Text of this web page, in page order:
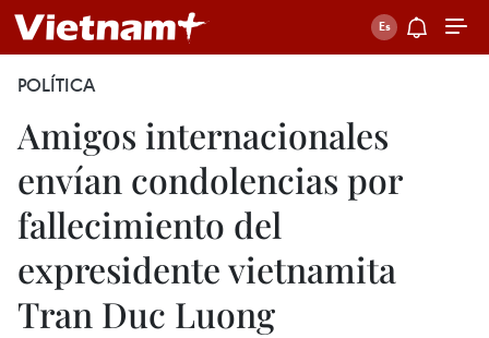
POLÍTICA
Amigos internacionales
envían condolencias por
fallecimiento del
expresidente vietnamita
Tran Duc Luong